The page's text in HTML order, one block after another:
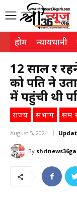
होम न्यायधानी
12 साल दूर
को पति ने
में पहुंची थी
राज्य संभाग सम
August 5, 2024
By